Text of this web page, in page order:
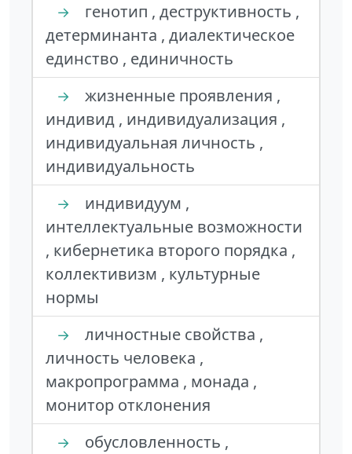
→
генотип , деструктивность ,
детерминанта , диалектическое
единство , единичность
→
жизненные проявления ,
индивид , индивидуализация ,
индивидуальная личность ,
индивидуальность
→
индивидуум ,
интеллектуальные возможности
, кибернетика второго порядка ,
коллективизм , культурные
нормы
→
личностные свойства ,
личность человека ,
макропрограмма , монада ,
монитор отклонения
→
обусловленность ,